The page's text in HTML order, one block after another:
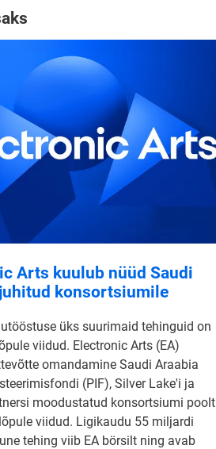
Arts kuulub nüüd Saudi
konsortsiumile
üks suurimaid tehinguid on
viidud. Electronic Arts (EA)
omandamine Saudi Araabia
(PIF), Silver Lake'i ja
moodustatud konsortsiumi poolt
viidud. Ligikaudu 55 miljardi
tehing viib EA börsilt ning avab